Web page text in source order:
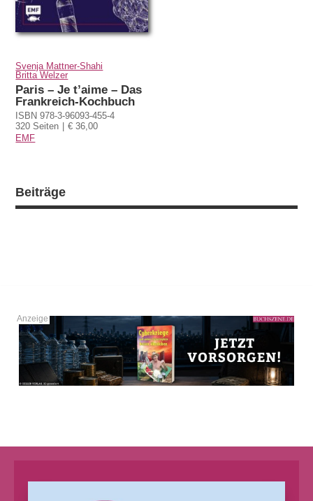
Svenja Mattner-Shahi
Britta Welzer
Paris – Je t’aime – Das
Frankreich-Kochbuch
ISBN 978-3-96093-455-4
320 Seiten
€ 36,00
EMF
Beiträge